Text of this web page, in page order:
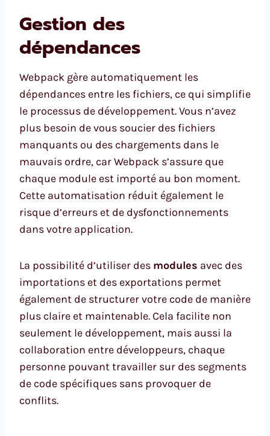
Gestion des
dépendances
Webpack gère automatiquement les
dépendances entre les fichiers, ce qui simplifie
le processus de développement. Vous n’avez
plus besoin de vous soucier des fichiers
manquants ou des chargements dans le
mauvais ordre, car Webpack s’assure que
chaque module est importé au bon moment.
Cette automatisation réduit également le
risque d’erreurs et de dysfonctionnements
dans votre application.
La possibilité d’utiliser des modules avec des
importations et des exportations permet
également de structurer votre code de manière
plus claire et maintenable. Cela facilite non
seulement le développement, mais aussi la
collaboration entre développeurs, chaque
personne pouvant travailler sur des segments
de code spécifiques sans provoquer de
conflits.